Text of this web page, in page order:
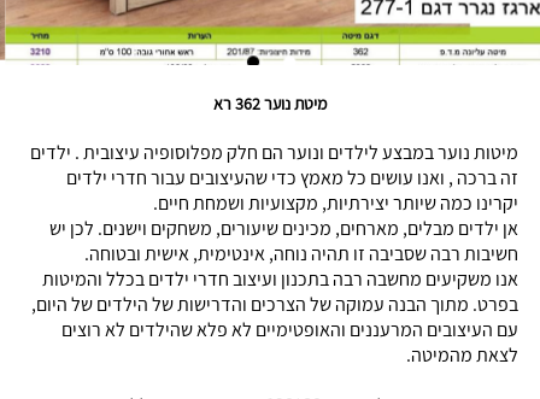
מיטת נוער 362 רא
מיטות נוער במבצע לילדים ונוער הם חלק מפלוסופיה עיצובית . ילדים
זה ברכה , ואנו עושים כל מאמץ כדי שהעיצובים עבור חדרי ילדים
יקרינו כמה שיותר יצירתיות, מקצועיות ושמחת חיים.
אן ילדים מבלים, מארחים, מכינים שיעורים, משחקים וישנים. לכן יש
חשיבות רבה שסביבה זו תהיה נוחה, אינטימית, אישית ובטוחה.
אנו משקיעים מחשבה רבה בתכנון ועיצוב חדרי ילדים בכלל והמיטות
בפרט. מתוך הבנה עמוקה של הצרכים והדרישות של הילדים של היום,
עם העיצובים המרעננים והאופטימיים לא פלא שהילדים לא רוצים
לצאת מהמיטה.